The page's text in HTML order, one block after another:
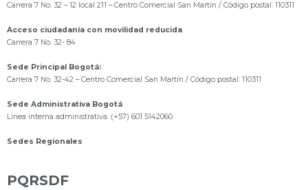
Carrera 7 No. 32 – 12 local 211 – Centro Comercial San Martín / Código postal: 110311
Acceso ciudadanía con movilidad reducida
Carrera 7 No. 32- 84
Sede Principal Bogotá:
Carrera 7 No. 32-42 – Centro Comercial San Martín / Código postal: 110311
Sede Administrativa Bogotá
Línea interna administrativa: (+57) 601 5142060
Sedes Regionales
PQRSDF